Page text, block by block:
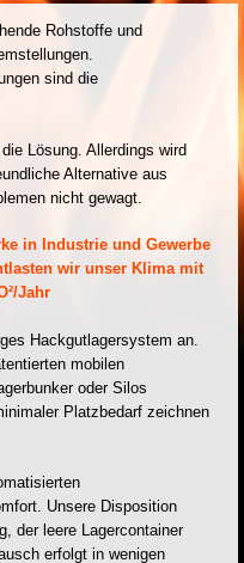
Rohstoffe und
sind die
Lösung. Allerdings wird
Alternative aus
nicht gewagt.
in Industrie und Gewerbe
wir unser Klima mit
Jahr
Hackgutlagersystem an.
mobilen
oder Silos
Platzbedarf zeichnen
Unsere Disposition
der leere Lagercontainer
erfolgt in wenigen